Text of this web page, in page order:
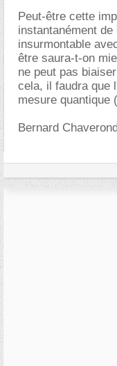
Peut-être cette
instantanément
insurmontable
être saura-t-on
ne peut pas
cela, il faudra que
mesure quantique
Bernard